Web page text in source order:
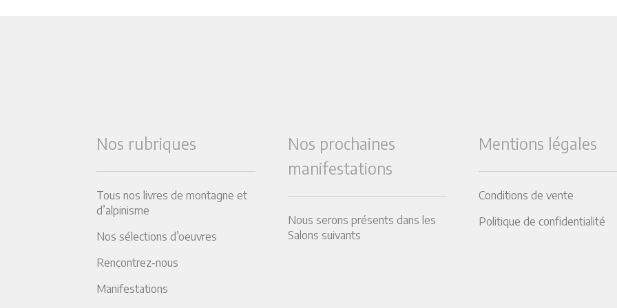
Nos rubriques
Tous nos livres de montagne et
d’alpinisme
Nos sélections d’oeuvres
Rencontrez-nous
Manifestations
Nos prochaines
manifestations
Nous serons présents dans les
Salons suivants
Mentions légales
Conditions de vente
Politique de confidentialité